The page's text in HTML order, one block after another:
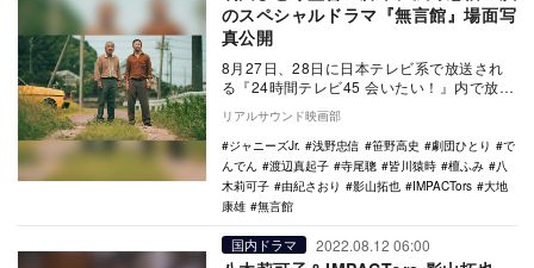
のスペシャルドラマ『無言館』場面写
真公開
8月27日、28日に日本テレビ系で放送され
る『24時間テレビ45 会いたい！』内で放送
されるスペシャルドラマ『無言館』の場面
写真…
リアルサウンド映画部
ジャニーズJr.
浅野忠信 笹野高史 劇団ひとり
で
んでん
渡辺真起子 寺尾聰 皆川猿時 檀ふみ
八
木莉可子
由紀さおり 影山拓也 IMPACTors
大地
康雄
無言館
国内ドラマ 2022.08.12 06:00